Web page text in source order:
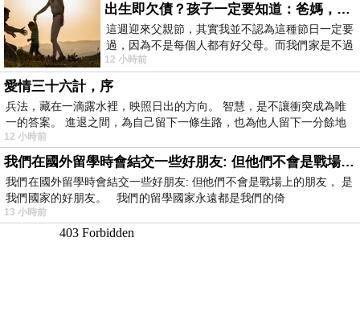
出生即欠債？孩子一定要知道：爸媽，其實我不欠你們
這週迎來父親節，其實我並不認為這種節日一定要
過，因為不是每個人都有好父母。而我們家是不過
節的，平時也沒什麼儀式感，生活趨近冷
12 小時前
愛情三十六計，序
兵法，藏在一滴露水裡，映照日出的方向。 智慧，是不讓衝突成為唯
一的答案。 進退之間，為自己留下一條生路，也為他人留下一分餘地
12 小時前
我們在國外留學時會結交一些好朋友: 但他們不會是戰場上的朋友
我們在國外留學時會結交一些好朋友: 但他們不會是戰場上的朋友， 是
我們國家的好朋友。 我們的留學國家永遠都是我們的倚
13 小時前